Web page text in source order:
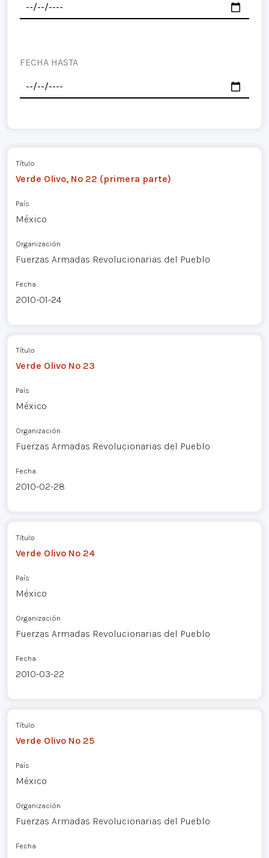
FECHA HASTA
Título
Verde Olivo, Nº 22 (primera parte)
País
México
Organización
Fuerzas Armadas Revolucionarias del Pueblo
Fecha
2010-01-24
Título
Verde Olivo Nº 23
País
México
Organización
Fuerzas Armadas Revolucionarias del Pueblo
Fecha
2010-02-28
Título
Verde Olivo Nº 24
País
México
Organización
Fuerzas Armadas Revolucionarias del Pueblo
Fecha
2010-03-22
Título
Verde Olivo Nº 25
País
México
Organización
Fuerzas Armadas Revolucionarias del Pueblo
Fecha